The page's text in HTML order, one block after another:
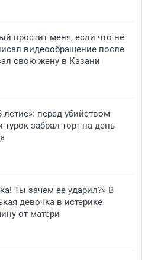
простит меня, если что не
видеообращение после
свою жену в Казани
летие»: перед убийством
забрал торт на день
Ты зачем ее ударил?» В
девочка в истерике
от матери